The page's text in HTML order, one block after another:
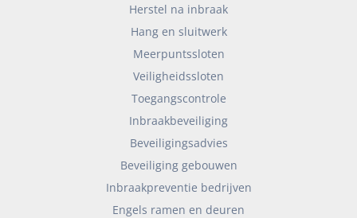
Herstel na inbraak
Hang en sluitwerk
Meerpuntssloten
Veiligheidssloten
Toegangscontrole
Inbraakbeveiliging
Beveiligingsadvies
Beveiliging gebouwen
Inbraakpreventie bedrijven
Engels ramen en deuren